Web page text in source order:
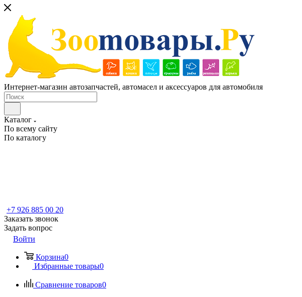
Интернет-магазин автозапчастей, автомасел и аксессуаров для автомобиля
Каталог
По всему сайту
По каталогу
+7 926 885 00 20
Заказать звонок
Задать вопрос
Войти
Корзина0
Избранные товары0
Сравнение товаров0